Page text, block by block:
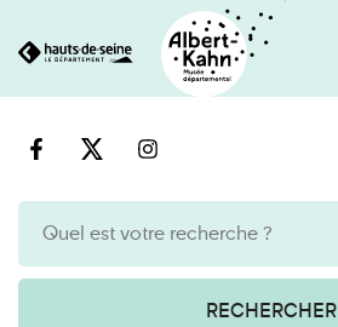
au
RECHERCHER
Cookies et traceurs utilisés sur ce site